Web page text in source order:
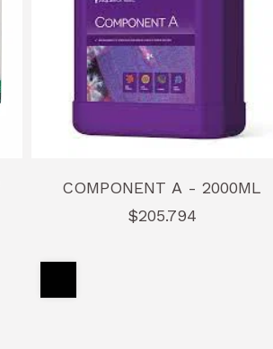
COMPONENT A - 2000ML
$205.794